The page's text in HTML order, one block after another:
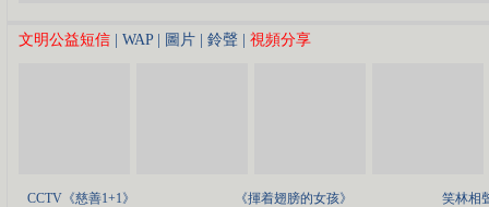
文明公益短信 WAP| 圖片 鈴聲 視頻分享
CCTV《慈善1+1》
《揮着翅膀的女孩》
笑林相